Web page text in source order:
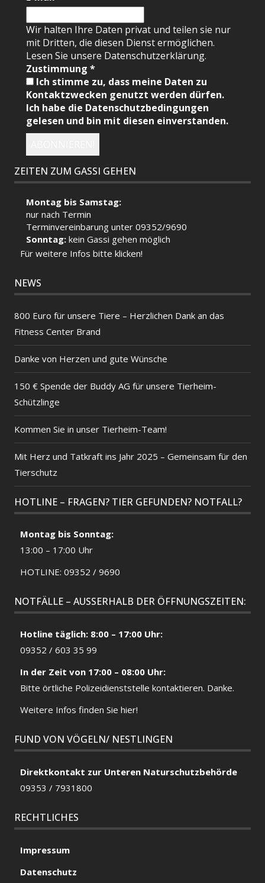
Wir halten Ihre Daten privat und teilen sie nur
mit Dritten, die diesen Dienst ermöglichen.
Lesen Sie unsere Datenschutzerklärung.
Zustimmung*
Ich stimme zu, dass meine Daten zu
Kontaktzwecken genutzt werden dürfen.
Ich habe die Datenschutzbedingungen
gelesen und bin mit diesen einverstanden.
ZEITEN ZUM GASSI GEHEN
Montag bis Samstag:
nur nach Termin
Terminvereinbarung unter 09352/9690
Sonntag:kein Gassi gehen möglich
Für weitere Infos bitte klicken!
NEWS
800 Euro für unsere Tiere – Herzlichen Dank an das
Fitness Center Brand
Danke von Herzen und gute Wünsche
150 € Spende der Buddy AG für unsere Tierheim-
Schützlinge
Kommen Sie in unser Tierheim-Team!
Mit Herz und Tatkraft ins Jahr 2025 – Gemeinsam für den
Tierschutz
HOTLINE – FRAGEN? TIER GEFUNDEN? NOTFALL?
Montag bis Sonntag:
13:00 – 17:00 Uhr
HOTLINE: 09352 / 9690
NOTFÄLLE – AUSSERHALB DER ÖFFNUNGSZEITEN:
Hotline täglich: 8:00 – 17:00 Uhr:
09352 / 603 35 99
In der Zeit von 17:00 – 08:00 Uhr:
Bitte örtliche Polizeidienststelle kontaktieren. Danke.
Weitere Infos finden Sie hier!
FUND VON VÖGELN/ NESTLINGEN
Direktkontakt zur Unteren Naturschutzbehörde
09353 / 7931800
RECHTLICHES
Impressum
Datenschutz